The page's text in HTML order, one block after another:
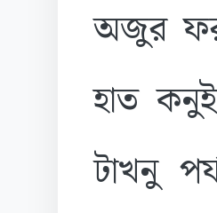
অজুর
হাত
টাখনু